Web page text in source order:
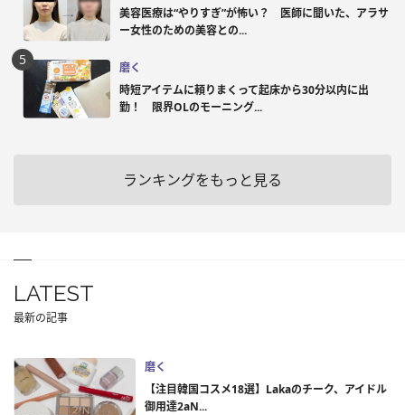
美容医療は“やりすぎ”が怖い？ 医師に聞いた、アラサ
ー女性のための美容との...
磨く
時短アイテムに頼りまくって起床から30分以内に出
勤！ 限界OLのモーニング...
ランキングをもっと見る
LATEST
最新の記事
磨く
【注目韓国コスメ18選】Lakaのチーク、アイドル
御用達2aN...